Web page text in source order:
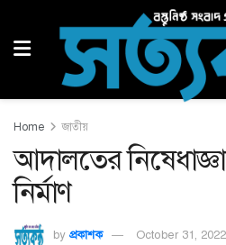
Home জাতীয়
আদালতের
নির্মাণ
by প্রকাশক October 31, 2022